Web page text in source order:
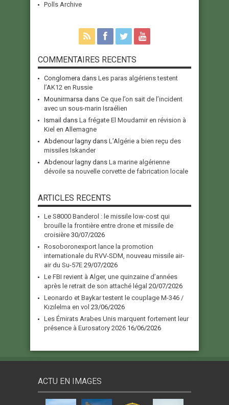
Polls Archive
COMMENTAIRES RECENTS
Conglomera dans Les paras algériens testent
l’AK12 en Russie
Mounirmarsa dans Ce que l’on sait de l’incident
avec un sous-marin Israélien
Ismail dans La frégate El Moudamir en révision à
Kiel en Allemagne
Abdenour lagny dans L’Algérie a bien reçu des
missiles Iskander
Abdenour lagny dans La marine algérienne
dévoile sa nouvelle corvette de fabrication locale
ARTICLES RECENTS
Le S8000 Banderol : le missile low-cost qui
brouille la frontière entre drone et missile de
croisière 30/07/2026
Rosoboronexport lance la promotion
internationale du RVV-SDM, nouveau missile air-
air du Su-57E 29/07/2026
Le FBI revient à Alger, une quinzaine d’années
après le retrait de son attaché légal 20/07/2026
Leonardo et Baykar testent le couplage M-346 /
Kızılelma en vol 23/06/2026
Les Émirats Arabes Unis marquent fortement leur
présence à Eurosatory 2026 16/06/2026
ACTU EN IMAGES